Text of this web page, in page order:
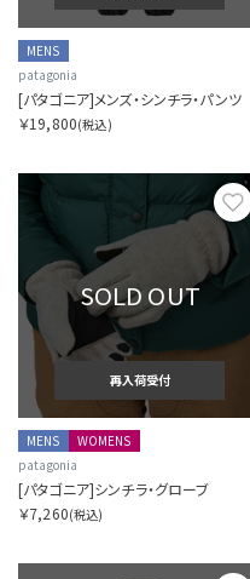
MENS
patagonia
[パタゴニア]メンズ・シンチラ・パンツ
￥19,800(税込)
SOLD OUT
再入荷受付
MENS
WOMENS
patagonia
[パタゴニア]シンチラ・グローブ
￥7,260(税込)